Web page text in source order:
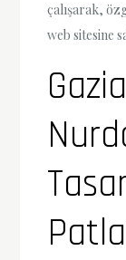
çalışarak,
web sitesine